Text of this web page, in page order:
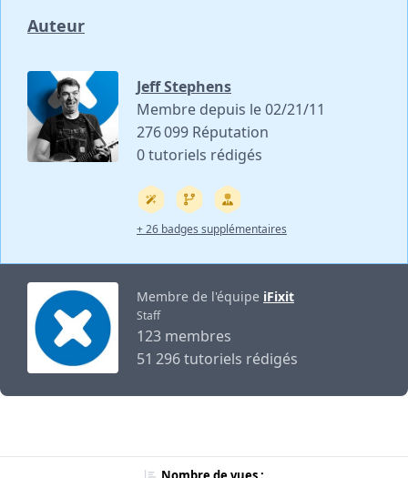
Auteur
Jeff Stephens
Membre depuis le 02/21/11
276 099 Réputation
0 tutoriels rédigés
+ 26 badges supplémentaires
Membre de l'équipe iFixit
Staff
123 membres
51 296 tutoriels rédigés